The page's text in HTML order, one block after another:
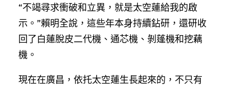
“不竭尋求衝破和立異，就是太空蓮給我的啟
示。”賴明全說，這些年本身持續鉆研，還研收
回了白蓮脫皮二代機、通芯機、剝蓬機和挖藕
機。
現在在廣昌，依托太空蓮生長起來的，不只有